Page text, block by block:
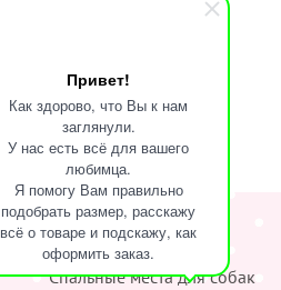
Привет!
Как здорово, что Вы к нам
заглянули.
У нас есть всё для вашего
любимца.
Я помогу Вам правильно
подобрать размер, расскажу
всё о товаре и подскажу, как
оформить заказ.
Спальные места для собак
наверх